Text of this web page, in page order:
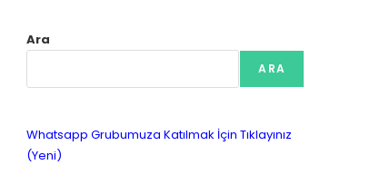
Ara
ARA
Whatsapp Grubumuza Katılmak İçin Tıklayınız
(Yeni)